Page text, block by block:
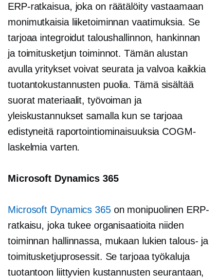
ERP-ratkaisua, joka on räätälöity vastaamaan
monimutkaisia ​​liiketoiminnan vaatimuksia. Se
tarjoaa integroidut taloushallinnon, hankinnan
ja toimitusketjun toiminnot. Tämän alustan
avulla yritykset voivat seurata ja valvoa kaikkia
tuotantokustannusten puolia. Tämä sisältää
suorat materiaalit, työvoiman ja
yleiskustannukset samalla kun se tarjoaa
edistyneitä raportointiominaisuuksia COGM-
laskelmia varten.
Microsoft Dynamics 365
Microsoft Dynamics 365on monipuolinen ERP-
ratkaisu, joka tukee organisaatioita niiden
toiminnan hallinnassa, mukaan lukien talous- ja
toimitusketjuprosessit. Se tarjoaa työkaluja
tuotantoon liittyvien kustannusten seurantaan,